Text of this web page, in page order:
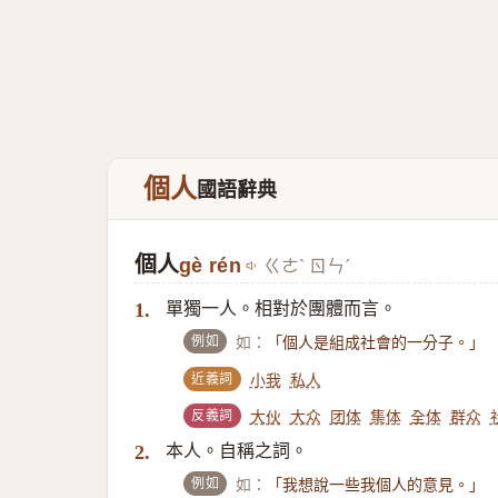
個人國語辭典
個人gè rén ㄍㄜˋ ㄖㄣˊ
1. 單獨一人。相對於團體而言。
例如 如： 「個人是組成社會的一分子。」
近義詞 小我 私人
反義詞 大伙 大众 团体 集体 全体 群众
2. 本人。自稱之詞。
例如 如： 「我想說一些我個人的意見。」